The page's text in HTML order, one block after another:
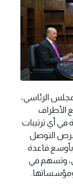
) – دعا المجلس الرئاسي،
الأطراف
في أي ترتيبات
فرص التوصل
قاعدة
وتسهم في
ومؤسساتها.